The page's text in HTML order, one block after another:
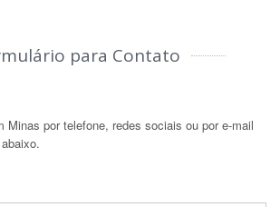
para Contato
Minas por telefone, redes sociais ou por e-mail